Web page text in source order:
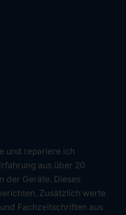
und repariere ich
aus über 20
der Geräte. Dieses
Zusätzlich werte
Fachzeitschriften aus